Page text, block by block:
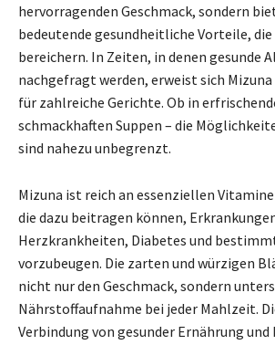
hervorragenden Geschmack, sondern
bedeutende gesundheitliche Vorteile,
bereichern. In Zeiten, in denen gesunde
nachgefragt werden, erweist sich
für zahlreiche Gerichte. Ob in
schmackhaften Suppen – die
sind nahezu unbegrenzt.
Mizuna ist reich an essenziellen
die dazu beitragen können,
Herzkrankheiten, Diabetes und
vorzubeugen. Die zarten und würzigen
nicht nur den Geschmack, sondern
Nährstoffaufnahme bei jeder Mahlzeit.
Verbindung von gesunder Ernährung